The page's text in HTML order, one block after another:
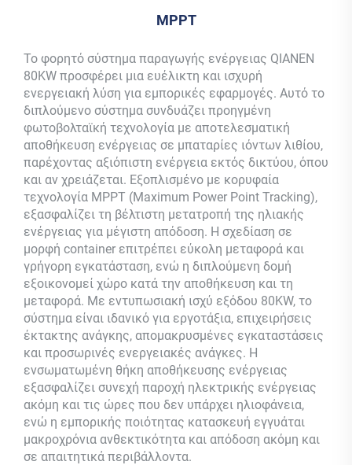
MPPT
Το φορητό σύστημα παραγωγής ενέργειας QIANEN
80KW προσφέρει μια ευέλικτη και ισχυρή
ενεργειακή λύση για εμπορικές εφαρμογές. Αυτό το
διπλούμενο σύστημα συνδυάζει προηγμένη
φωτοβολταϊκή τεχνολογία με αποτελεσματική
αποθήκευση ενέργειας σε μπαταρίες ιόντων λιθίου,
παρέχοντας αξιόπιστη ενέργεια εκτός δικτύου, όπου
και αν χρειάζεται. Εξοπλισμένο με κορυφαία
τεχνολογία MPPT (Maximum Power Point Tracking),
εξασφαλίζει τη βέλτιστη μετατροπή της ηλιακής
ενέργειας για μέγιστη απόδοση. Η σχεδίαση σε
μορφή container επιτρέπει εύκολη μεταφορά και
γρήγορη εγκατάσταση, ενώ η διπλούμενη δομή
εξοικονομεί χώρο κατά την αποθήκευση και τη
μεταφορά. Με εντυπωσιακή ισχύ εξόδου 80KW, το
σύστημα είναι ιδανικό για εργοτάξια, επιχειρήσεις
έκτακτης ανάγκης, απομακρυσμένες εγκαταστάσεις
και προσωρινές ενεργειακές ανάγκες. Η
ενσωματωμένη θήκη αποθήκευσης ενέργειας
εξασφαλίζει συνεχή παροχή ηλεκτρικής ενέργειας
ακόμη και τις ώρες που δεν υπάρχει ηλιοφάνεια,
ενώ η εμπορικής ποιότητας κατασκευή εγγυάται
μακροχρόνια ανθεκτικότητα και απόδοση ακόμη και
σε απαιτητικά περιβάλλοντα.